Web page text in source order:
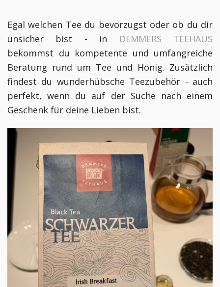
Egal welchen Tee du bevorzugst oder ob du dir
unsicher bist - in DEMMERS TEEHAUS
bekommst du kompetente und umfangreiche
Beratung rund um Tee und Honig. Zusätzlich
findest du wunderhübsche Teezubehör - auch
perfekt, wenn du auf der Suche nach einem
Geschenk für deine Lieben bist.